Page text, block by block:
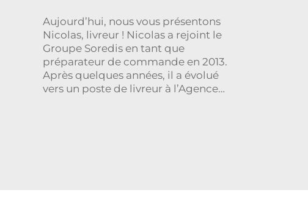
Aujourd’hui, nous vous présentons
Nicolas, livreur ! Nicolas a rejoint le
Groupe Soredis en tant que
préparateur de commande en 2013.
Après quelques années, il a évolué
vers un poste de livreur à l’Agence